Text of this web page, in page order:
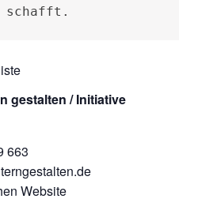
schafft.
gestalten / Initiative
663
Website